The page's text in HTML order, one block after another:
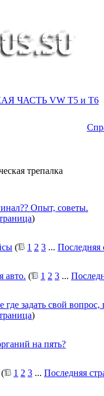
ЧАСТЬ VW T5 и T6
трепалка
Опыт, советы.
)
( 1 2 3 ... Последняя
авто. ( 1 2 3 ...
где задать свой
)
на пять?
( 1 2 3 ... Последняя